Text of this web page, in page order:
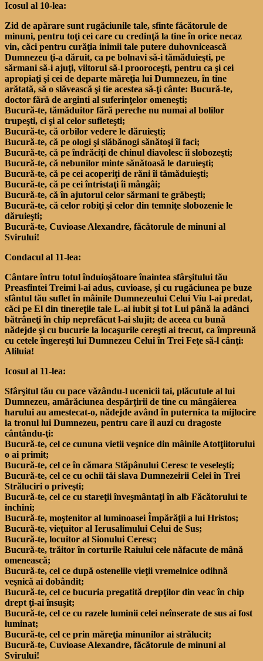
Icosul al 10-lea:
Zid de apărare sunt rugăciunile tale, sfinte făcătorule de
minuni, pentru toţi cei care cu credinţă la tine în orice necaz
vin, căci pentru curăţia inimii tale putere duhovnicească
Dumnezeu ţi-a dăruit, ca pe bolnavi să-i tămăduieşti, pe
sărmani să-i ajuţi, viitorul să-l prooroceşti, pentru ca şi cei
apropiaţi şi cei de departe măreţia lui Dumnezeu, în tine
arătată, să o slăvească şi tie acestea să-ţi cânte: Bucură-te,
doctor fără de arginti al suferinţelor omeneşti;
Bucură-te, tămăduitor fără pereche nu numai al bolilor
trupeşti, ci şi al celor sufleteşti;
Bucură-te, că orbilor vedere le dăruieşti;
Bucură-te, că pe ologi şi slăbănogi sănătoşi îi faci;
Bucură-te, că pe îndrăciţi de chinul diavolesc îi slobozeşti;
Bucură-te, că nebunilor minte sănătoasă le daruieşti;
Bucură-te, că pe cei acoperiţi de răni îi tămăduieşti;
Bucură-te, că pe cei întristaţi îi mângâi;
Bucură-te, că în ajutorul celor sărmani te grăbeşti;
Bucură-te, că celor robiţi şi celor din temniţe slobozenie le
dăruieşti;
Bucură-te, Cuvioase Alexandre, făcătorule de minuni al
Svirului!
Condacul al 11-lea:
Cântare întru totul înduioşătoare înaintea sfârşitului tău
Preasfintei Treimi l-ai adus, cuvioase, şi cu rugăciunea pe buze
sfântul tău suflet în mâinile Dumnezeului Celui Viu l-ai predat,
căci pe El din tinereţile tale L-ai iubit şi tot Lui până la adânci
bătrâneţi în chip neprefăcut l-ai slujit; de aceea cu bună
nădejde şi cu bucurie la locaşurile cereşti ai trecut, ca împreună
cu cetele îngereşti lui Dumnezeu Celui în Trei Feţe să-l cânţi:
Aliluia!
Icosul al 11-lea:
Sfârşitul tău cu pace văzându-l ucenicii tai, plăcutule al lui
Dumnezeu, amărăciunea despărţirii de tine cu mângâierea
harului au amestecat-o, nădejde având în puternica ta mijlocire
la tronul lui Dumnezeu, pentru care îi auzi cu dragoste
cântându-ţi:
Bucură-te, cel ce cununa vietii veşnice din mâinile Atotţiitorului
o ai primit;
Bucură-te, cel ce în cămara Stăpânului Ceresc te veseleşti;
Bucură-te, cel ce cu ochii tăi slava Dumnezeirii Celei în Trei
Străluciri o priveşti;
Bucură-te, cel ce cu stareţii înveşmântaţi în alb Făcătorului te
inchini;
Bucură-te, moştenitor al luminoasei Împărăţii a lui Hristos;
Bucură-te, vieţuitor al Ierusalimului Celui de Sus;
Bucură-te, locuitor al Sionului Ceresc;
Bucură-te, trăitor în corturile Raiului cele năfacute de mână
omenească;
Bucură-te, cel ce după ostenelile vieţii vremelnice odihnă
veşnică ai dobândit;
Bucură-te, cel ce bucuria pregatită drepţilor din veac în chip
drept ţi-ai însuşit;
Bucură-te, cel ce cu razele luminii celei neînserate de sus ai fost
luminat;
Bucură-te, cel ce prin măreţia minunilor ai strălucit;
Bucură-te, Cuvioase Alexandre, făcătorule de minuni al
Svirului!